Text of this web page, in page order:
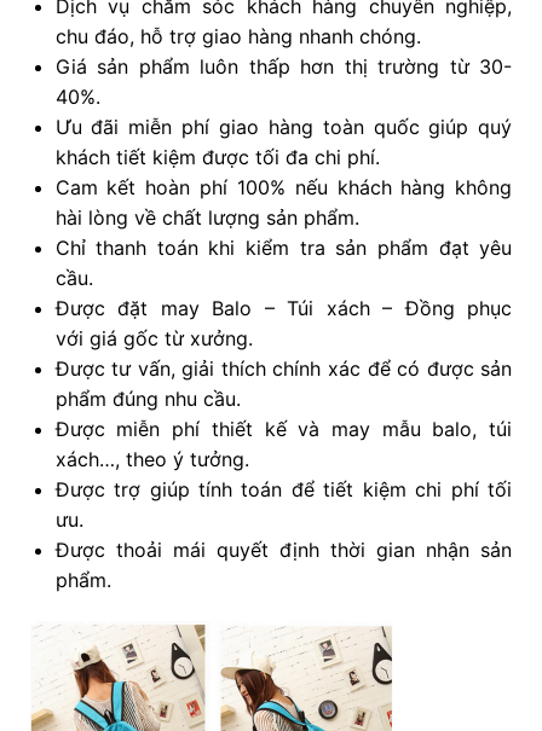
Dịch vụ chăm sóc khách hàng chuyên nghiệp,
chu đáo, hỗ trợ giao hàng nhanh chóng.
Giá sản phẩm luôn thấp hơn thị trường từ 30-
40%.
Ưu đãi miễn phí giao hàng toàn quốc giúp quý
khách tiết kiệm được tối đa chi phí.
Cam kết hoàn phí 100% nếu khách hàng không
hài lòng về chất lượng sản phẩm.
Chỉ thanh toán khi kiểm tra sản phẩm đạt yêu
cầu.
Được đặt may Balo – Túi xách – Đồng phục
với giá gốc từ xưởng.
Được tư vấn, giải thích chính xác để có được sản
phẩm đúng nhu cầu.
Được miễn phí thiết kế và may mẫu balo, túi
xách…, theo ý tưởng.
Được trợ giúp tính toán để tiết kiệm chi phí tối
ưu.
Được thoải mái quyết định thời gian nhận sản
phẩm.